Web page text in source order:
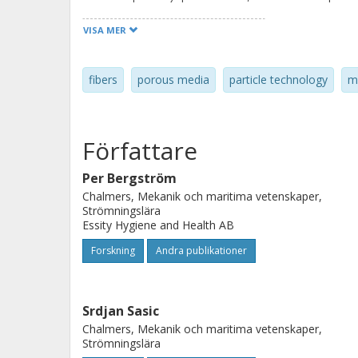
studying the wetting of fluff pulp
lengths, we show that the change
wet state is driven by the
mechanically stable state to which
VISA MER
fibers porous media particle technology
Författare
Per Bergström
Chalmers, Mekanik och maritima vetenskaper,
Strömningslära
Essity Hygiene and Health AB
Forskning Andra publikationer
Srdjan Sasic
Chalmers, Mekanik och maritima vetenskaper,
Strömningslära